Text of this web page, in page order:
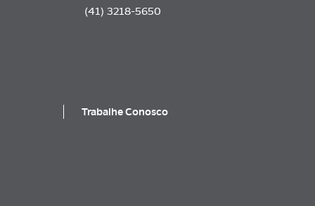
(41) 3218-5650
Trabalhe Conosco